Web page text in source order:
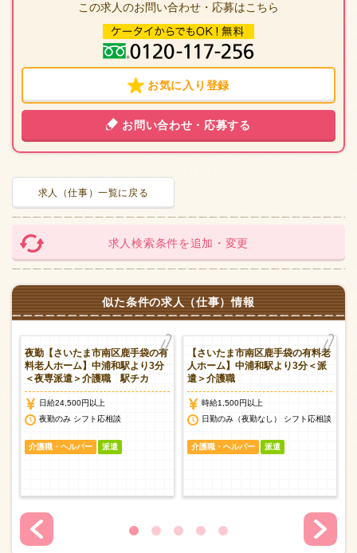
この求人のお問い合わせ・応募はこちら
お気に入り登録
お問い合わせ・応募する
求人（仕事）一覧に戻る
求人検索条件を追加・変更
似た条件の求人（仕事）情報
夜勤【さいたま市南区鹿手袋の有
料老人ホーム】中浦和駅より3分
＜夜専派遣＞介護職 駅チカ
日給24,500円以上
夜勤のみ シフト応相談
介護職・ヘルパー 派遣
【さいたま市南区鹿手袋の有料老
人ホーム】中浦和駅より3分＜派
遣＞介護職
時給1,500円以上
日勤のみ（夜勤なし） シフト応相談
介護職・ヘルパー 派遣